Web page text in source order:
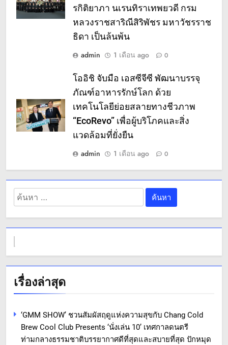
รกิติยาภา นเรนทิราเทพยวดี กรม
หลวงราชสาริณีสิริพัชร มหาวัชรราช
ธิดา เป็นล้นพ้น
admin
1 เดือน ago 0
โออิชิ จับมือ เอสซีจีซี พัฒนาบรรจุ
ภัณฑ์อาหารรักษ์โลก ด้วย
เทคโนโลยีย่อยสลายทางชีวภาพ
“EcoRevo” เพื่อผู้บริโภคและสิ่ง
แวดล้อมที่ยั่งยืน
admin
1 เดือน ago 0
ค้นหา
สำหรับ:
เรื่องล่าสุด
‘GMM SHOW’ ชวนสัมผัสฤดูแห่งความสุขกับ Chang Cold
Brew Cool Club Presents ‘นั่งเล่น 10’ เทศกาลดนตรี
ท่ามกลางธรรมชาติบรรยากาศดีที่สุดและสบายที่สุด ปักหมุด